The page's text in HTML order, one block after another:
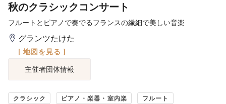
秋のクラシックコンサート
フルートとピアノで奏でるフランスの繊細で美しい音楽
グランツたけた
[ 地図を見る ]
主催者団体情報
クラシック ピアノ・楽器・室内楽 フルート